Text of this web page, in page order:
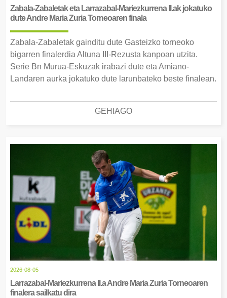
Zabala-Zabaletak eta Larrazabal-Mariezkurrena II.ak jokatuko
dute Andre Maria Zuria Torneoaren finala
Zabala-Zabaletak gainditu dute Gasteizko torneoko
bigarren finalerdia Altuna III-Rezusta kanpoan utzita.
Serie Bn Murua-Eskuzak irabazi dute eta Amiano-
Landaren aurka jokatuko dute larunbateko beste finalean.
GEHIAGO
2026-08-05
Larrazabal-Mariezkurrena II.a Andre Maria Zuria Torneoaren
finalera sailkatu dira